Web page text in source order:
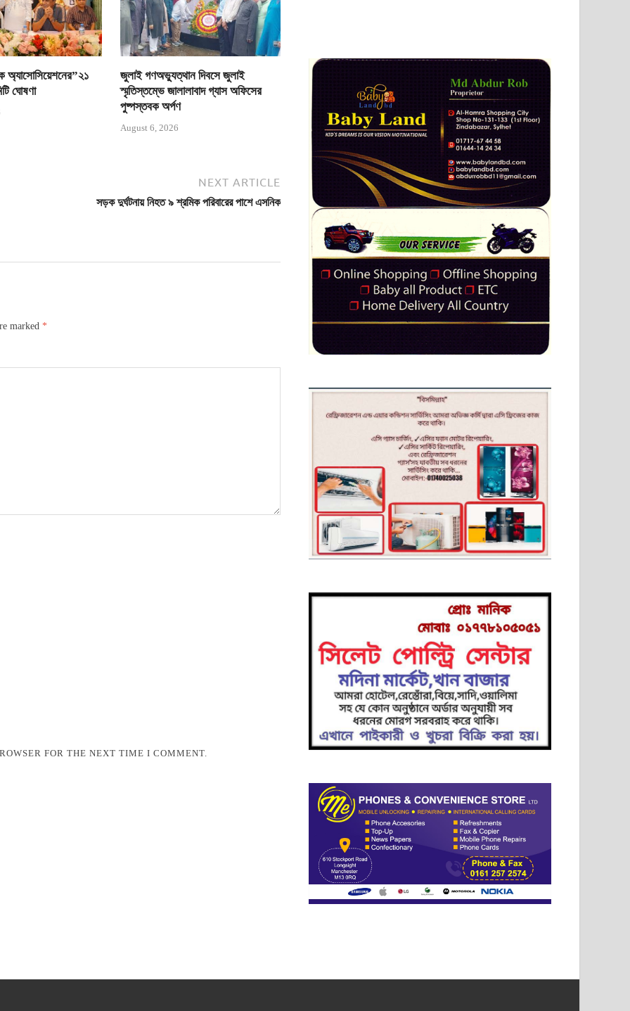
অ্যাসোসিয়েশনের”২১
ঘোষণা
জুলাই গণঅভ্যুত্থান দিবসে জুলাই
স্মৃতিস্তম্ভে জালালাবাদ গ্যাস অফিসের
পুষ্পস্তবক অর্পণ
August 6, 2026
NEXT ARTICLE
সড়ক দুর্ঘটনায় নিহত ৯ শ্রমিক পরিবারের পাশে এসনিক
marked *
FOR THE NEXT TIME I COMMENT.